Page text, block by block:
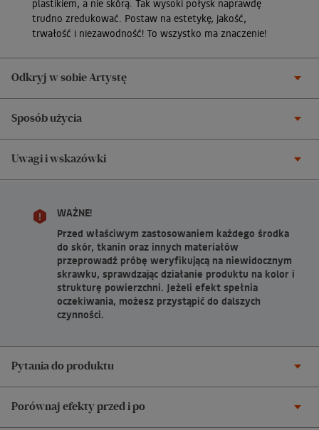
plastikiem, a nie skórą. Tak wysoki połysk naprawdę
trudno zredukować. Postaw na estetykę, jakość,
trwałość i niezawodność! To wszystko ma znaczenie!
Odkryj w sobie Artystę
Sposób użycia
Uwagi i wskazówki
WAŻNE!
Przed właściwym zastosowaniem każdego środka
do skór, tkanin oraz innych materiałów
przeprowadź próbę weryfikującą na niewidocznym
skrawku, sprawdzając działanie produktu na kolor i
strukturę powierzchni. Jeżeli efekt spełnia
oczekiwania, możesz przystąpić do dalszych
czynności.
Pytania do produktu
Porównaj efekty przed i po